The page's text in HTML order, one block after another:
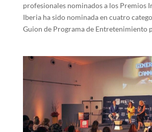
profesionales nominados a los Premios
Iberia ha sido nominada en cuatro
Guion de Programa de Entretenimiento